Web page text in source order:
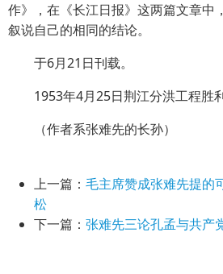
作》，在《长江日报》这两篇文章中
叙说自己的相同的结论。
于6月21日刊载。
1953年4月25日荆江分洪工程胜
（作者系张难先的长孙）
上一篇： 毛主席赞成张难先提的
松
下一篇： 张难先三论孔孟与共产